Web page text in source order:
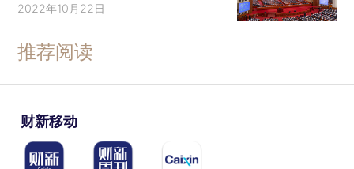
2022年10月22日
推荐阅读
财新移动